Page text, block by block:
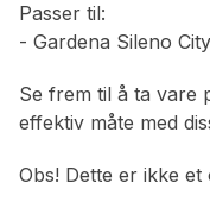
Passer til:
- Gardena Sileno
Se frem til å ta vare
effektiv måte med
Obs! Dette er ikke